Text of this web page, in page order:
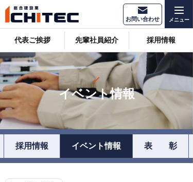
お問い合わせ
代表ご挨拶 先輩社員紹介 採用情報
イベント情報
採用情報 イベント情報 表 彰